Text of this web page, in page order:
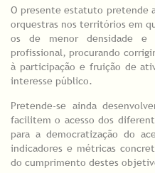
O presente estatuto pretende
orquestras nos territórios em
os de menor densidade e
profissional, procurando
à participação e fruição de
interesse público.
Pretende-se ainda
facilitem o acesso dos
para a democratização do
indicadores e métricas
do cumprimento destes